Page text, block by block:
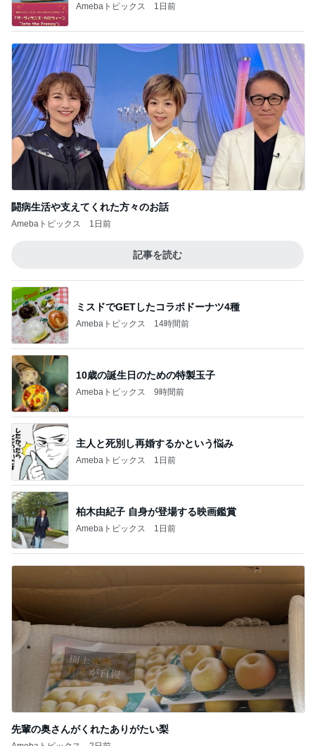
Amebaトピックス 1日前
闘病生活や支えてくれた方々のお話
Amebaトピックス 1日前
記事を読む
ミスドでGETしたコラボドーナツ4種
Amebaトピックス 14時間前
10歳の誕生日のための特製玉子
Amebaトピックス 9時間前
主人と死別し再婚するかという悩み
Amebaトピックス 1日前
柏木由紀子 自身が登場する映画鑑賞
Amebaトピックス 1日前
先輩の奥さんがくれたありがたい梨